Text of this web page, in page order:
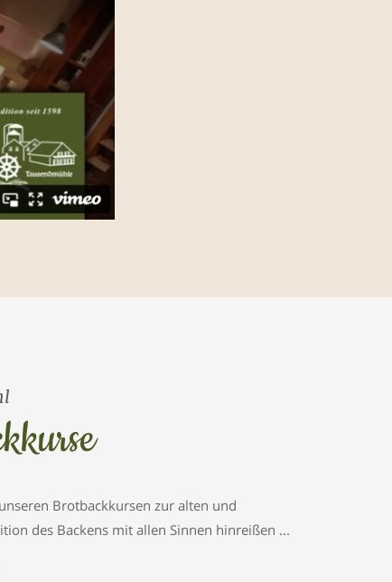
Brotbackkursen zur alten und
des Backens mit allen Sinnen hinreißen ...